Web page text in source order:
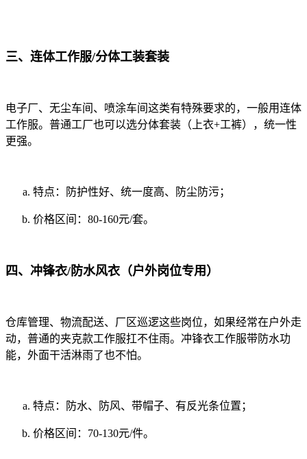
三、连体工作服/分体工装套装
电子厂、无尘车间、喷涂车间这类有特殊要求的，一般用连体
工作服。普通工厂也可以选分体套装（上衣+工裤），统一性
更强。
特点：防护性好、统一度高、防尘防污；
价格区间：80-160元/套。
四、冲锋衣/防水风衣（户外岗位专用）
仓库管理、物流配送、厂区巡逻这些岗位，如果经常在户外走
动，普通的夹克款工作服扛不住雨。冲锋衣工作服带防水功
能，外面干活淋雨了也不怕。
特点：防水、防风、带帽子、有反光条位置；
价格区间：70-130元/件。